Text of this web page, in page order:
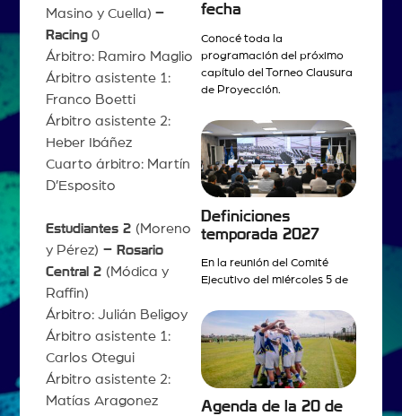
Masino y Cuella) –
Racing0
Árbitro: Ramiro Maglio
Árbitro asistente 1:
Franco Boetti
Árbitro asistente 2:
Heber Ibáñez
Cuarto árbitro: Martín
D’Esposito
Estudiantes 2 (Moreno
y Pérez) – Rosario
Central 2 (Módica y
Raffin)
Árbitro: Julián Beligoy
Árbitro asistente 1:
Carlos Otegui
Árbitro asistente 2:
Matías Aragonez
fecha
Conocé toda la
programación del próximo
capítulo del Torneo Clausura
de Proyección.
Definiciones
temporada 2027
En la reunión del Comité
Ejecutivo del miércoles 5 de
Agenda de la 20 de